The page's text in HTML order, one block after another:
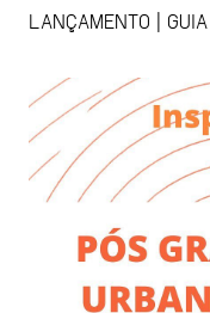
LANÇAMENTO |